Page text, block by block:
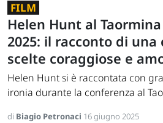
FILM
Helen Hunt al
2025: il racconto di
scelte coraggiose e
Helen Hunt si è raccontata con
ironia durante la conferenza al
di Biagio Petronaci 16 giugno 2025